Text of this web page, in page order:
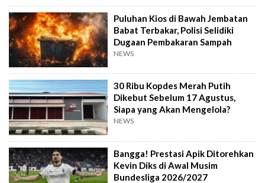
Puluhan Kios di Bawah Jembatan
Babat Terbakar, Polisi Selidiki
Dugaan Pembakaran Sampah
NEWS
30 Ribu Kopdes Merah Putih
Dikebut Sebelum 17 Agustus,
Siapa yang Akan Mengelola?
NEWS
Bangga! Prestasi Apik Ditorehkan
Kevin Diks di Awal Musim
Bundesliga 2026/2027